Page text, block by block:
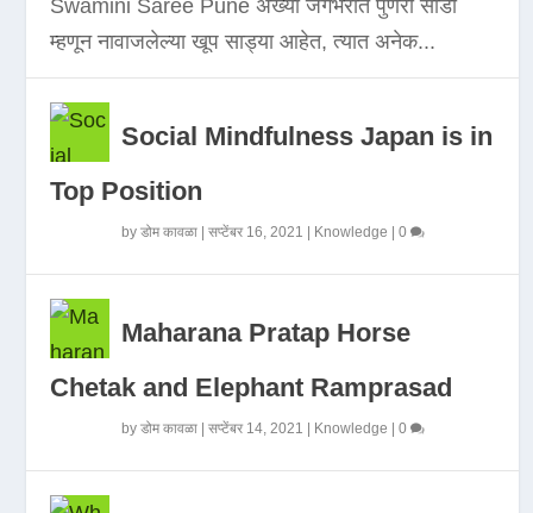
Swamini Saree Pune अख्या जगभरात पुणेरी साडी
म्हणून नावाजलेल्या खूप साड्या आहेत, त्यात अनेक...
Social Mindfulness Japan is in
Top Position
byडोम कावळा |सप्टेंबर 16, 2021 Knowledge |0
Maharana Pratap Horse
Chetak and Elephant Ramprasad
byडोम कावळा |सप्टेंबर 14, 2021 Knowledge |0